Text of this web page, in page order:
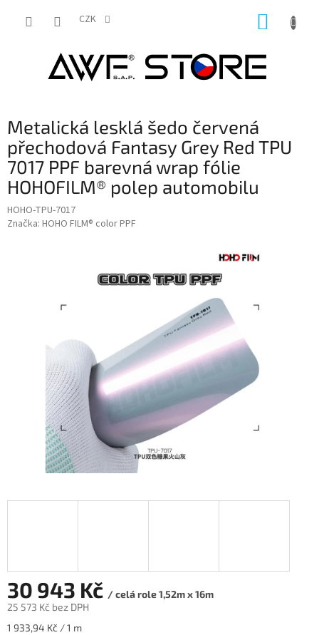
CZK
Metalická lesklá šedo červená
přechodová Fantasy Grey Red TPU
7017 PPF barevná wrap fólie
HOHOFILM® polep automobilu
HOHO-TPU-7017
Značka: HOHO FILM® color PPF
30 943 Kč / celá role 1,52m x 16m
25 573 Kč bez DPH
Měrná
1 933,94 Kč / 1 m